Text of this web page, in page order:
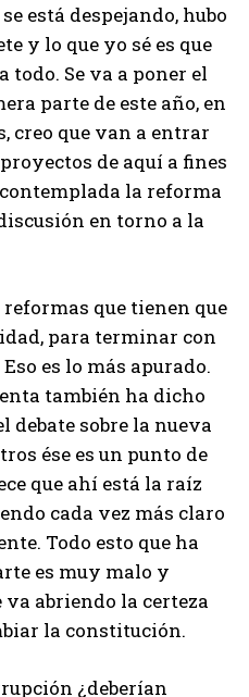
está despejando, hubo
y lo que yo sé es que
todo. Se va a poner el
parte de este año, en
creo que van a entrar
de aquí a fines
la reforma
en torno a la
reformas que tienen que
para terminar con
es lo más apurado.
también ha dicho
debate sobre la nueva
ése es un punto de
que ahí está la raíz
cada vez más claro
Todo esto que ha
es muy malo y
abriendo la certeza
la constitución.
¿deberían